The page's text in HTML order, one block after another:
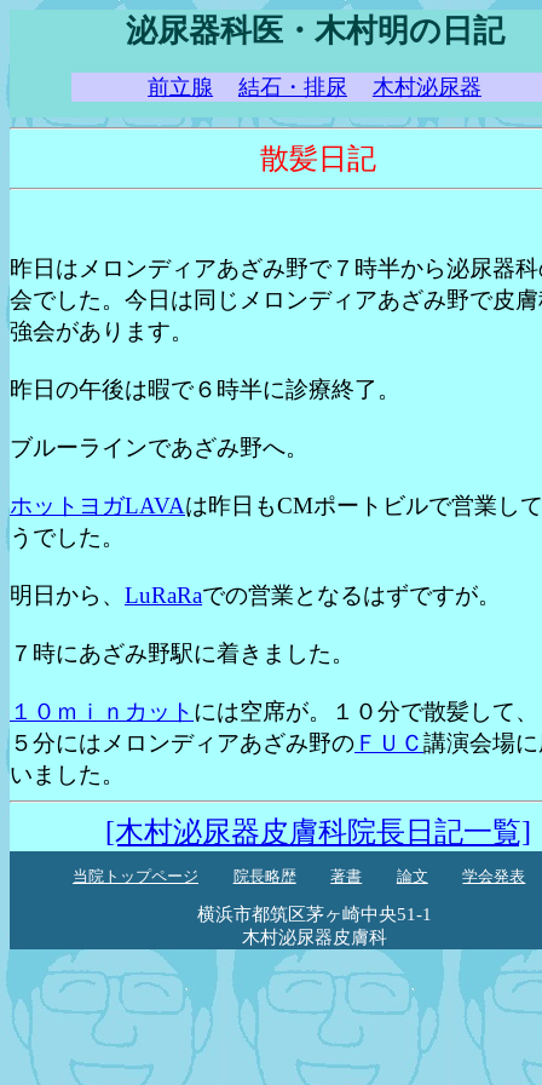
泌尿器科医・木村明の日記
前立腺 結石・排尿 木村泌尿器
散髪日記
昨日はメロンディアあざみ野で７時半から泌尿器
会でした。今日は同じメロンディアあざみ野で皮
強会があります。
昨日の午後は暇で６時半に診療終了。
ブルーラインであざみ野へ。
ホットヨガLAVAは昨日もCMポートビルで営業し
うでした。
明日から、 LuRaRaでの営業となるはずですが。
７時にあざみ野駅に着きました。
１０ｍｉｎカット には空席が。１０分で散髪して
５分にはメロンディアあざみ野の ＦＵＣ講演会場
いました。
[木村泌尿器皮膚科院長日記一覧]
当院トップページ 院長略歴 著書 論文 学会発表
横浜市都筑区茅ヶ崎中央51-1
木村泌尿器皮膚科